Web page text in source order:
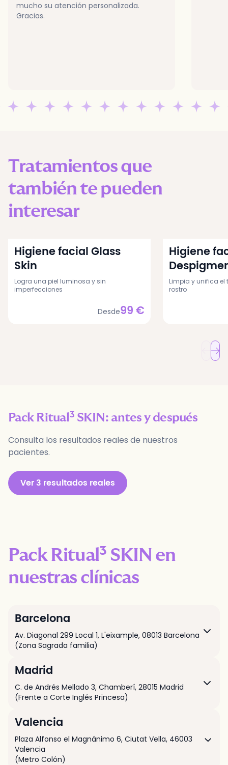
mucho su atención personalizada.
Gracias.
Tratamientos que
también te pueden
interesar
Higiene facial Glass
Skin
Logra una piel luminosa y sin
imperfecciones
Desde99 €
Higiene
Limpia y unifica el
rostro
Pack Ritual³ SKIN : antes y después
Consulta los resultados reales de nuestros
pacientes.
Ver 3 resultados reales
Pack Ritual³ SKIN en
nuestras clínicas
Barcelona
Av. Diagonal 299 Local 1, L'eixample, 08013 Barcelona
(Zona Sagrada familia)
Madrid
C. de Andrés Mellado 3, Chamberí, 28015 Madrid
(Frente a Corte Inglés Princesa)
Valencia
Plaza Alfonso el Magnánimo 6, Ciutat Vella, 46003
Valencia
(Metro Colón)